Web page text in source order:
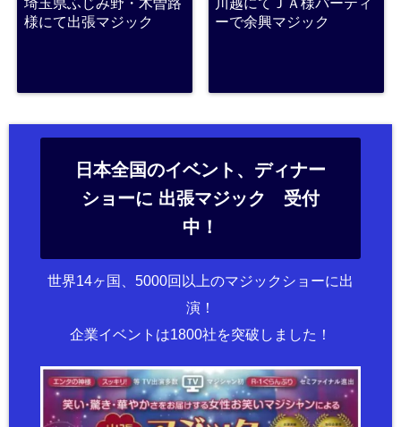
様にて出張マジック
ーで余興マジック
日本全国のイベント、ディナー
ショーに 出張マジック 受付
中！
世界14ヶ国、5000回以上のマジックショーに出
演！
企業イベントは1800社を突破しました！